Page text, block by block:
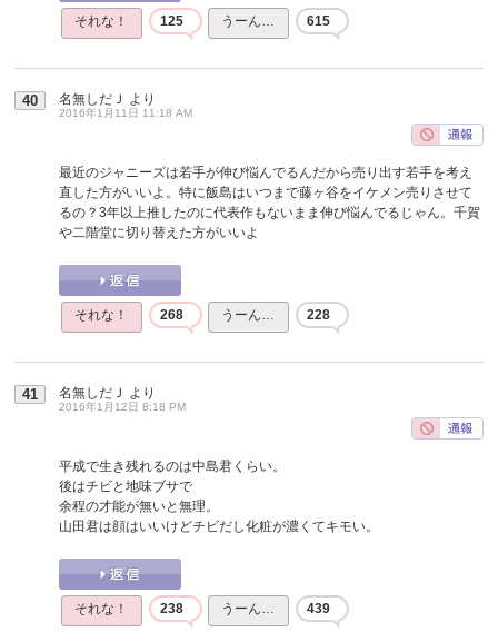
それな！ 125 うーん… 615
40 名無しだＪ より
2016年1月11日 11:18 AM
最近のジャニーズは若手が伸び悩んでるんだから売り出す若手を考え
直した方がいいよ。特に飯島はいつまで藤ヶ谷をイケメン売りさせて
るの？3年以上推したのに代表作もないまま伸び悩んでるじゃん。千賀
や二階堂に切り替えた方がいいよ
それな！ 268 うーん… 228
41 名無しだＪ より
2016年1月12日 8:18 PM
平成で生き残れるのは中島君くらい。
後はチビと地味ブサで
余程の才能が無いと無理。
山田君は顔はいいけどチビだし化粧が濃くてキモい。
それな！ 238 うーん… 439